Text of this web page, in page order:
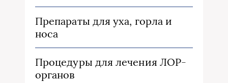
Препараты для уха, горла и
носа
Процедуры для лечения ЛОР-
органов